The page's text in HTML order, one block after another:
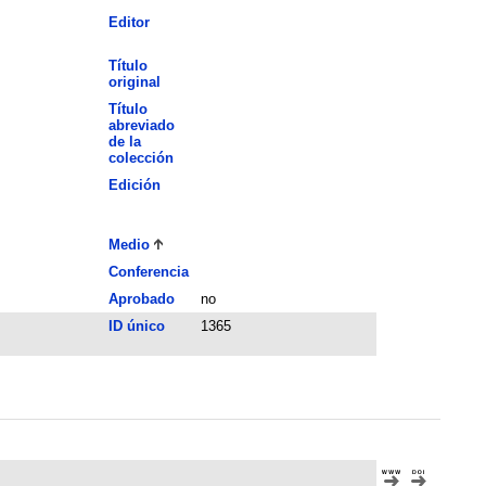
Editor
Título
original
Título
abreviado
de la
colección
Edición
Medio
Conferencia
Aprobado
no
ID único 1365